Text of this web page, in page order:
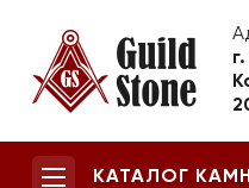
КАТАЛОГ